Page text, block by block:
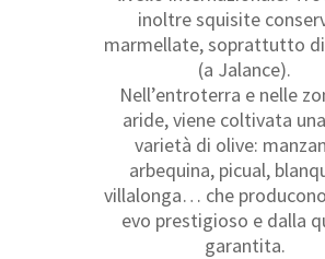
inoltre squisite
marmellate, soprattutto
(a Jalance).
Nell’entroterra e nelle
aride, viene coltivata
varietà di olive:
arbequina, picual,
villalonga… che
evo prestigioso e dalla
garantita.